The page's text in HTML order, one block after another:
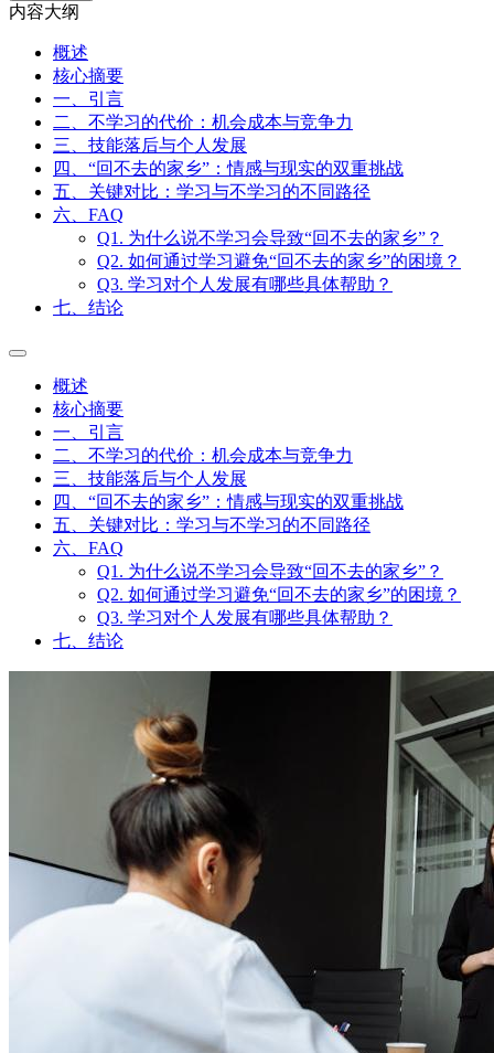
内容大纲
概述
核心摘要
一、引言
二、不学习的代价：机会成本与竞争力
三、技能落后与个人发展
四、“回不去的家乡”：情感与现实的双重挑战
五、关键对比：学习与不学习的不同路径
六、FAQ
Q1. 为什么说不学习会导致“回不去的家乡”？
Q2. 如何通过学习避免“回不去的家乡”的困境？
Q3. 学习对个人发展有哪些具体帮助？
七、结论
概述
核心摘要
一、引言
二、不学习的代价：机会成本与竞争力
三、技能落后与个人发展
四、“回不去的家乡”：情感与现实的双重挑战
五、关键对比：学习与不学习的不同路径
六、FAQ
Q1. 为什么说不学习会导致“回不去的家乡”？
Q2. 如何通过学习避免“回不去的家乡”的困境？
Q3. 学习对个人发展有哪些具体帮助？
七、结论